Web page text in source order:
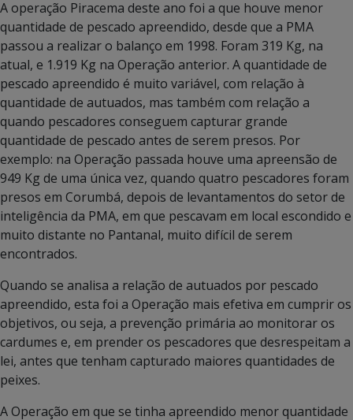
A operação Piracema deste ano foi a que houve menor
quantidade de pescado apreendido, desde que a PMA
passou a realizar o balanço em 1998. Foram 319 Kg, na
atual, e 1.919 Kg na Operação anterior. A quantidade de
pescado apreendido é muito variável, com relação à
quantidade de autuados, mas também com relação a
quando pescadores conseguem capturar grande
quantidade de pescado antes de serem presos. Por
exemplo: na Operação passada houve uma apreensão de
949 Kg de uma única vez, quando quatro pescadores foram
presos em Corumbá, depois de levantamentos do setor de
inteligência da PMA, em que pescavam em local escondido e
muito distante no Pantanal, muito difícil de serem
encontrados.
Quando se analisa a relação de autuados por pescado
apreendido, esta foi a Operação mais efetiva em cumprir os
objetivos, ou seja, a prevenção primária ao monitorar os
cardumes e, em prender os pescadores que desrespeitam a
lei, antes que tenham capturado maiores quantidades de
peixes.
A Operação em que se tinha apreendido menor quantidade